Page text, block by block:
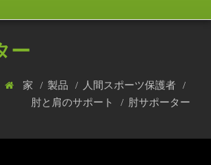
ー
家 製品
人間スポーツ保護者
肘と肩のサポート
肘サポーター